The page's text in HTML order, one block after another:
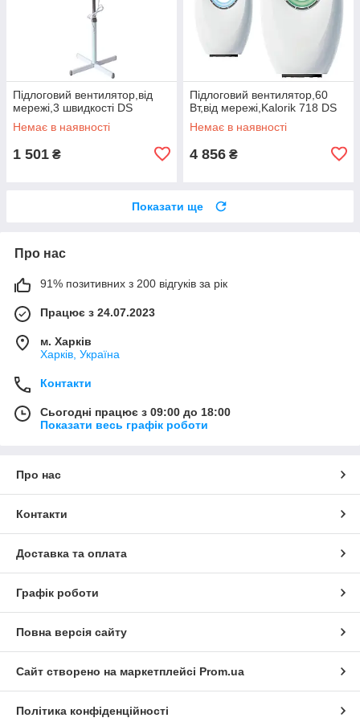
Підлоговий вентилятор,від
мережі,3 швидкості DS
Немає в наявності
1 501 ₴
Підлоговий вентилятор,60
Вт,від мережі,Kalorik 718 DS
Немає в наявності
4 856 ₴
Показати ще
Про нас
91% позитивних з 200 відгуків за рік
Працює з 24.07.2023
м. Харків
Харків, Україна
Контакти
Сьогодні працює з 09:00 до 18:00
Показати весь графік роботи
Про нас
Контакти
Доставка та оплата
Графік роботи
Повна версія сайту
Сайт створено на маркетплейсі Prom.ua
Політика конфіденційності